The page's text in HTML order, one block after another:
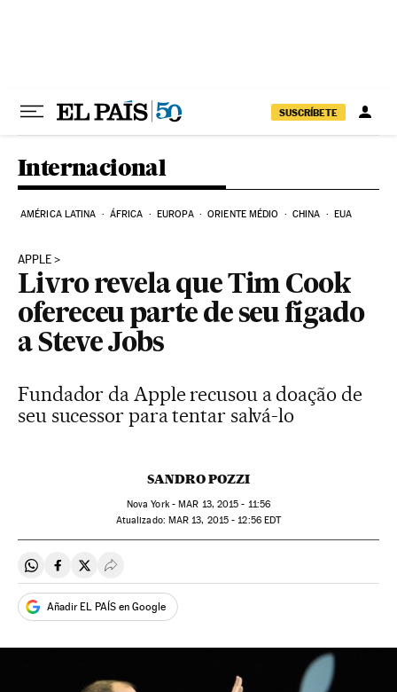
SUSCRÍBETE
Internacional
AMÉRICA LATINA ÁFRICA EUROPA ORIENTE MÉDIO CHINA EUA
APPLE
Livro revela que Tim Cook
ofereceu parte de seu fígado
a Steve Jobs
Fundador da Apple recusou a doação de
seu sucessor para tentar salvá-lo
SANDRO POZZI
Nova York -MAR 13, 2015 - 11:56
atualizado: MAR 13, 2015 - 12:56EDT
Compartir en Whatsapp
Compartir en Facebook
Compartir en Twitter
Desplegar Redes Sociales
Añadir EL PAÍS en Google